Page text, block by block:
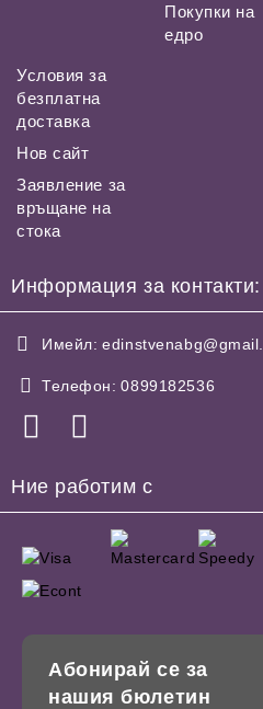
Покупки на
едро
Условия за
безплатна
доставка
Нов сайт
Заявление за
връщане на
стока
Информация за контакти:
Имейл:
Телефон: 0899182536
Ние работим с
Абонирай се за
нашия бюлетин